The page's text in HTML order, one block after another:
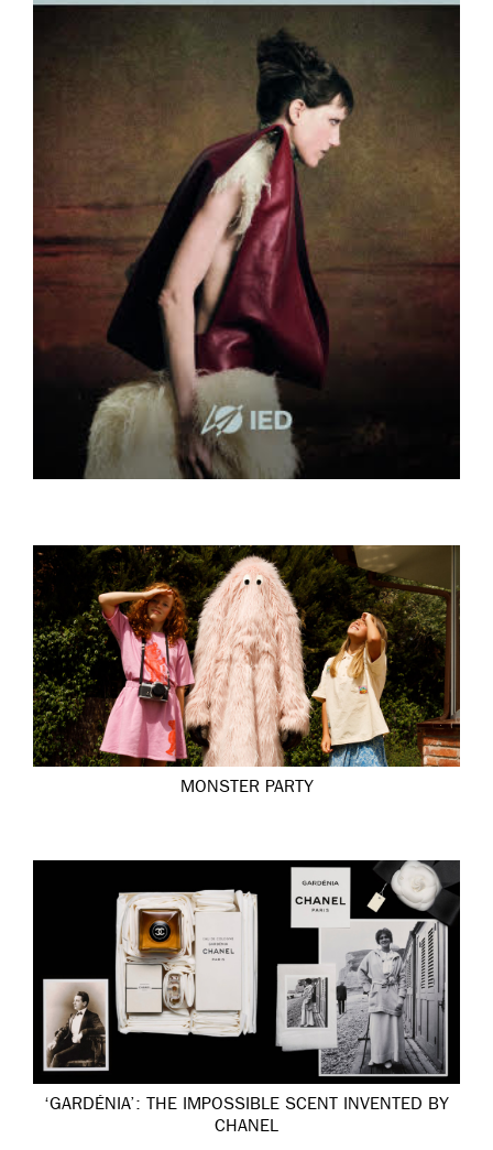
MONSTER PARTY
‘GARDÉNIA’: THE IMPOSSIBLE SCENT INVENTED BY
CHANEL